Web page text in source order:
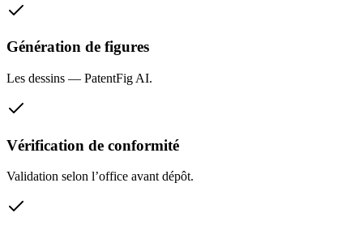
Génération de figures
Les dessins — PatentFig AI.
Vérification de conformité
Validation selon l’office avant dépôt.